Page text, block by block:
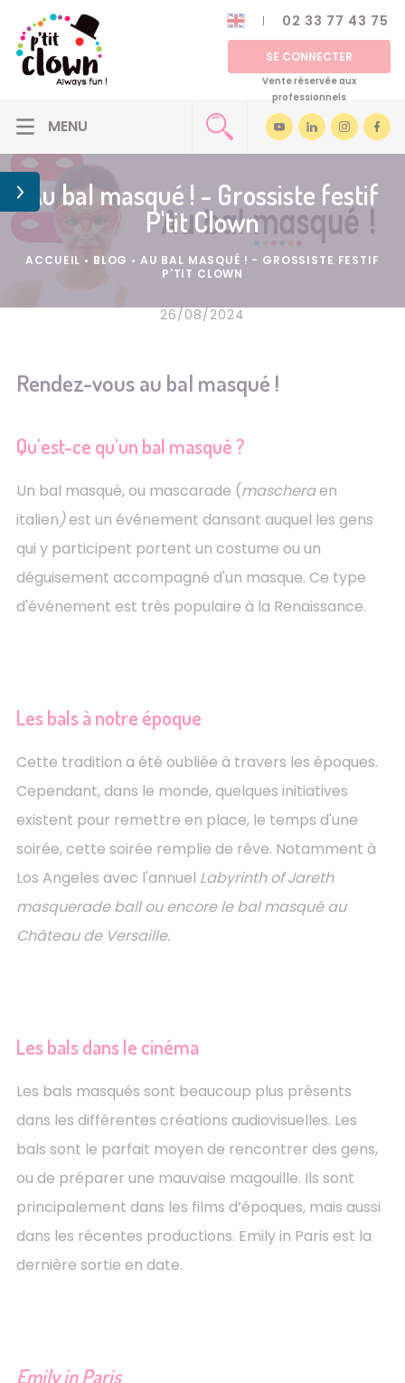
02 33 77 43 75
SE CONNECTER
Vente réservée aux
professionnels
Au bal masqué ! - Grossiste festif
P'tit Clown
ACCUEIL • BLOG • AU BAL MASQUÉ ! - GROSSISTE FESTIF
P'TIT CLOWN
26/08/2024
Rendez-vous au bal masqué !
Qu'est-ce qu'un bal masqué ?
Un bal masqué, ou mascarade (mascheraen
italien)est un événement dansant auquel les gens
qui y participent portent un costume ou un
déguisement accompagné d'un masque. Ce type
d'événement est très populaire à la Renaissance.
Les bals à notre époque
Cette tradition a été oubliée à travers les époques.
Cependant, dans le monde, quelques initiatives
existent pour remettre en place, le temps d'une
soirée, cette soirée remplie de rêve. Notamment à
Los Angeles avec l'annuel Labyrinth of Jareth
masquerade ball ou encore le bal masqué au
Château de Versaille.
Les bals dans le cinéma
Les bals masqués sont beaucoup plus présents
dans les différentes créations audiovisuelles. Les
bals sont le parfait moyen de rencontrer des gens,
ou de préparer une mauvaise magouille. Ils sont
principalement dans les films d’époques, mais aussi
dans les récentes productions. Emily in Paris est la
dernière sortie en date.
Emily in Paris